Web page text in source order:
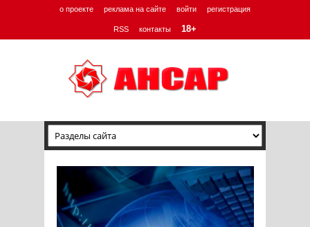
о проекте реклама на сайте войти регистрация
RSS контакты 18+